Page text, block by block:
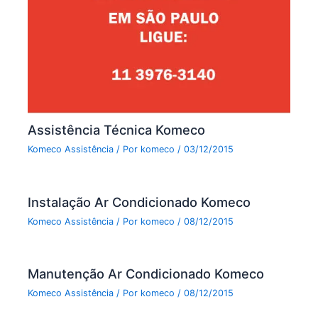
Assistência Técnica Komeco
Komeco Assistência / Por komeco/03/12/2015
Instalação Ar Condicionado Komeco
Komeco Assistência / Por komeco /08/12/2015
Manutenção Ar Condicionado Komeco
Komeco Assistência / Por komeco /08/12/2015